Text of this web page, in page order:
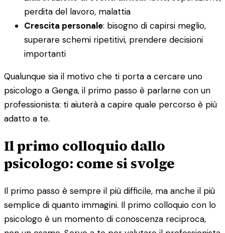
perdita del lavoro, malattia
Crescita personale: bisogno di capirsi meglio,
superare schemi ripetitivi, prendere decisioni
importanti
Qualunque sia il motivo che ti porta a cercare uno
psicologo a Genga, il primo passo è parlarne con un
professionista: ti aiuterà a capire quale percorso è più
adatto a te.
Il primo colloquio dallo
psicologo: come si svolge
Il primo passo è sempre il più difficile, ma anche il più
semplice di quanto immagini. Il primo colloquio con lo
psicologo è un momento di conoscenza reciproca,